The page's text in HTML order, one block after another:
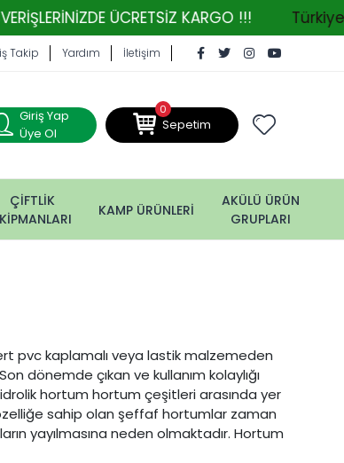
ÜCRETSİZ KARGO !!!
Takip Yardım İletişim
Giriş Yap
Üye Ol
0
Sepetim
ÇİFTLİK
KAMP ÜRÜNLERİ
AKÜLÜ ÜRÜN
GRUPLARI
pvc kaplamalı veya lastik malzemeden
dönemde çıkan ve kullanım kolaylığı
hortum hortum çeşitleri arasında yer
sahip olan şeffaf hortumlar zaman
yayılmasına neden olmaktadır. Hortum